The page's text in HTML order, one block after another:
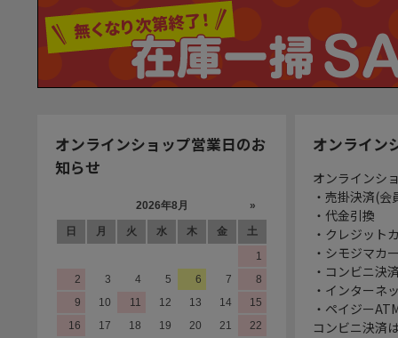
オンラインショップ営業日のお
知らせ
オンライン
オンラインシ
・売掛決済(
・代金引換
・クレジット
・シモジマカ
・コンビニ決
・インターネ
・ペイジー
コンビニ決済